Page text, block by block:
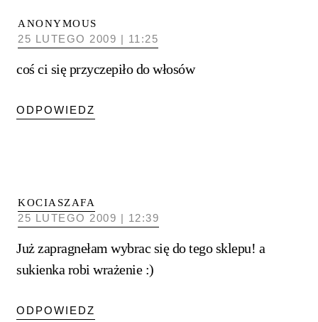
ANONYMOUS
25 LUTEGO 2009 | 11:25
coś ci się przyczepiło do włosów
ODPOWIEDZ
KOCIASZAFA
25 LUTEGO 2009 | 12:39
Już zapragnełam wybrac się do tego sklepu! a
sukienka robi wrażenie :)
ODPOWIEDZ